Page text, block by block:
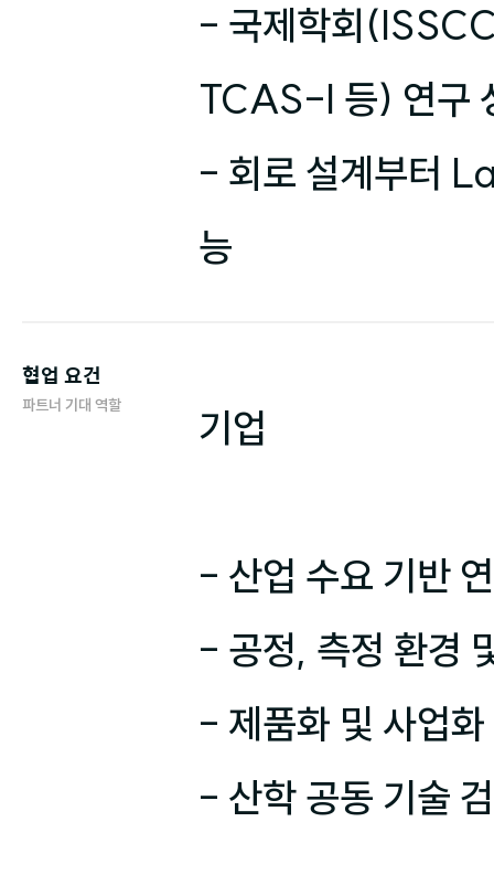
- 국제학회
TCAS-I 등) 연구
- 회로 설계부터
능
협업 요건
파트너 기대 역할 기업
- 산업 수요 기반
- 공정, 측정 환경
- 제품화 및 사업
- 산학 공동 기술